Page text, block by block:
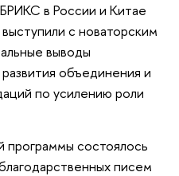
в России и Китае
с новаторским
выводы
объединения и
по усилению роли
программы состоялось
писем